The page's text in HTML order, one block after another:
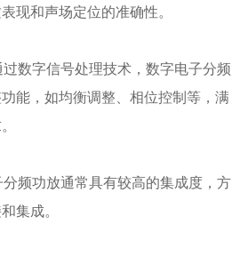
现和声场定位的准确性。
数字信号处理技术，数字电子分频
能，如均衡调整、相位控制等，满
频功放通常具有较高的集成度，方
集成。